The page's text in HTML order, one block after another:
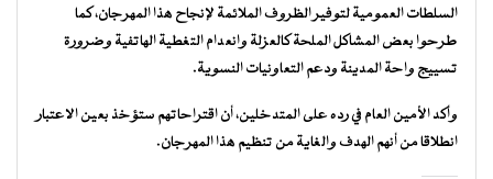
السلطات العمومية لتوفير الظروف الملائمة لإنجاح هذا المهرجان، كما
طرحوا بعض المشاكل الملحة كالعزلة وانعدام التغطية الهاتفية وضرورة
تسييج واحة المدينة ودعم التعاونيات النسوية.
وأكد الأمين العام في رده على المتدخلين، أن اقتراحاتهم ستؤخذ بعين الاعتبار
انطلاقا من أنهم الهدف والغاية من تنظيم هذا المهرجان.